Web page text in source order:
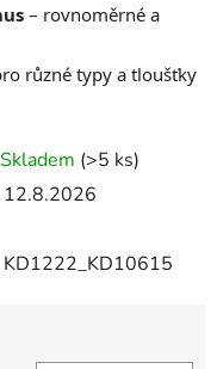
– rovnoměrné a
různé typy a tloušťky
Skladem (>5 ks)
12.8.2026
KD1222_KD10615